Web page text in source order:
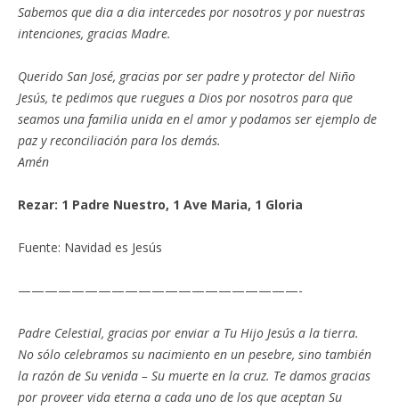
Sabemos que dia a dia intercedes por nosotros y por nuestras
intenciones, gracias Madre.
Querido San José, gracias por ser padre y protector del Niño
Jesús, te pedimos que ruegues a Dios por nosotros para que
seamos una familia unida en el amor y podamos ser ejemplo de
paz y reconciliación para los demás.
Amén
Rezar: 1 Padre Nuestro, 1 Ave Maria, 1 Gloria
Fuente: Navidad es Jesús
—————————————————————-
Padre Celestial, gracias por enviar a Tu Hijo Jesús a la tierra.
No sólo celebramos su nacimiento en un pesebre, sino también
la razón de Su venida – Su muerte en la cruz. Te damos gracias
por proveer vida eterna a cada uno de los que aceptan Su